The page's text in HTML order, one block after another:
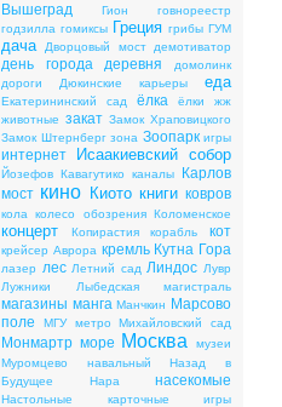
Вышеград Гион
говнореестр
годзилла гомиксы Греция грибы ГУМ
дача Дворцовый мост демотиватор
день города деревня
домолинк
дороги
Дюкинские карьеры еда
Екатерининский сад ёлка ёлки
жж
животные закат Замок Храповицкого
Замок Штернберг зона Зоопарк игры
интернет Исаакиевский собор
Йозефов Кавагутико каналы
Карлов
мост кино Киото книги ковров
кола колесо обозрения Коломенское
концерт Копирастия корабль кот
крейсер Аврора кремль Кутна Гора
лазер лес Летний сад Линдос Лувр
Лужники
Лыбедская магистраль
магазины манга Манчкин Марсово
поле
МГУ метро Михайловский сад
Монмартр море Москва
музеи
Муромцево
навальный
Назад в
Будущее
Нара насекомые
Настольные карточные игры